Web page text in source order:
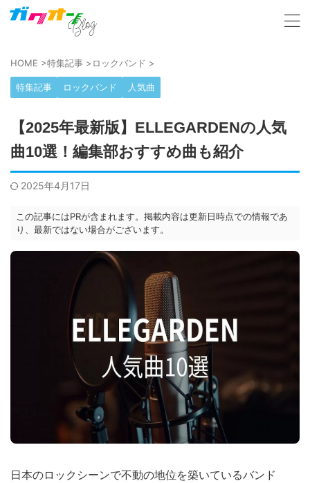
HOME >特集記事 >ロックバンド >
特集記事 ロックバンド 人気曲
【2025年最新版】ELLEGARDENの人気
曲10選！編集部おすすめ曲も紹介
2025年4月17日
この記事にはPRが含まれます。掲載内容は更新日時点での情報であ
り、最新ではない場合がございます。
日本のロックシーンで不動の地位を築いているバンド